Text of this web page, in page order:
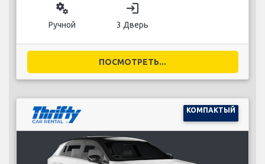
miscellaneous_services
Ручной
login
3 Дверь
ПОСМОТРЕТЬ...
КОМПАКТЫЙ